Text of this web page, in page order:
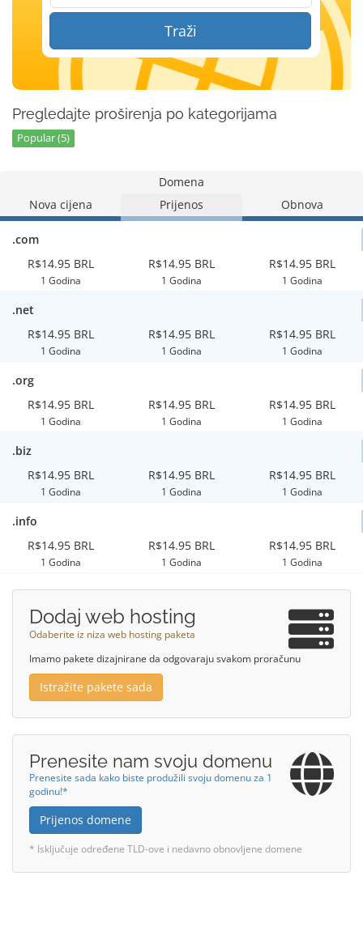
Traži
Pregledajte proširenja po kategorijama
Popular (5)
Domena
Nova cijena
Prijenos Obnova
.com
R$14.95 BRL
1 Godina
R$14.95 BRL
1 Godina
R$14.95 BRL
1 Godina
.net
R$14.95 BRL
1 Godina
R$14.95 BRL
1 Godina
R$14.95 BRL
1 Godina
.org
R$14.95 BRL
1 Godina
R$14.95 BRL
1 Godina
R$14.95 BRL
1 Godina
.biz
R$14.95 BRL
1 Godina
R$14.95 BRL
1 Godina
R$14.95 BRL
1 Godina
.info
R$14.95 BRL
1 Godina
R$14.95 BRL
1 Godina
R$14.95 BRL
1 Godina
Dodaj web hosting
Odaberite iz niza web hosting paketa
Imamo pakete dizajnirane da odgovaraju svakom proračunu
Istražite pakete sada
Prenesite nam svoju domenu
Prenesite sada kako biste produžili svoju domenu za 1
godinu!*
Prijenos domene
* Isključuje određene TLD-ove i nedavno obnovljene domene